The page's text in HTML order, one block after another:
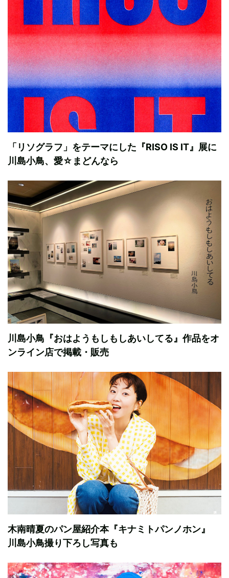
「リソグラフ」をテーマにした『RISO IS IT』展に
川島小鳥、愛☆まどんなら
川島小鳥『おはようもしもしあいしてる』作品をオ
ンライン店で掲載・販売
木南晴夏のパン屋紹介本『キナミトパンノホン』
川島小鳥撮り下ろし写真も